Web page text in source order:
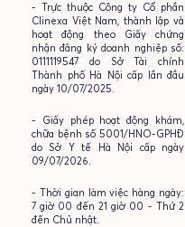
- Trực thuộc Công ty Cổ phần
Clinexa Việt Nam, thành lập và
hoạt động theo Giấy chứng
nhận đăng ký doanh nghiệp số:
0111119547 do Sở Tài chính
Thành phố Hà Nội cấp lần đầu
ngày 10/07/2025.
- Giấy phép hoạt động khám,
chữa bệnh số 5001/HNO-GPHĐ
do Sở Y tế Hà Nội cấp ngày
09/07/2026.
- Thời gian làm việc hàng ngày:
7 giờ 00 đến 21 giờ 00 - Thứ 2
đến Chủ nhật.